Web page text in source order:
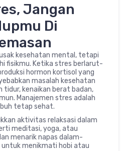
Jangan
Di
kesehatan mental, tetapi
fisikmu. Ketika stres berlarut-
hormon kortisol yang
masalah kesehatan
tidur, kenaikan berat badan,
Manajemen stres adalah
tetap sehat.
aktivitas relaksasi dalam
meditasi, yoga, atau
menarik napas dalam-
untuk menikmati hobi atau